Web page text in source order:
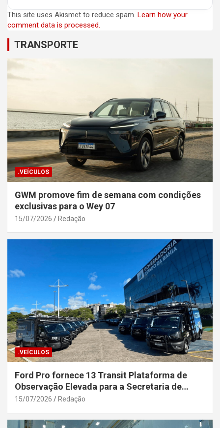
This site uses Akismet to reduce spam. Learn how your
comment data is processed.
TRANSPORTE
.VEÍCULOS
GWM promove fim de semana com condições
exclusivas para o Wey 07
15/07/2026 Redação
.VEÍCULOS
Ford Pro fornece 13 Transit Plataforma de
Observação Elevada para a Secretaria de
Segurança Pública da Bahia
15/07/2026 Redação